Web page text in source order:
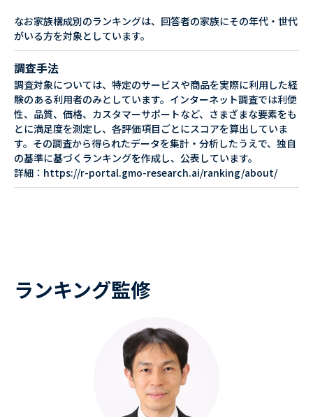
なお家族構成別のランキングは、回答者の家族にその年代・世代
がいる方を対象としています。
調査手法
調査対象については、特定のサービスや商品を実際に利用した経
験のある利用者のみとしています。インターネット調査では利便
性、品質、価格、カスタマーサポートなど、さまざまな要素をも
とに満足度を測定し、各評価項目ごとにスコアを算出していま
す。その調査から得られたデータを集計・分析したうえで、独自
の基準に基づくランキングを作成し、公表しています。
詳細：https://r-portal.gmo-research.ai/ranking/about/
ランキング監修